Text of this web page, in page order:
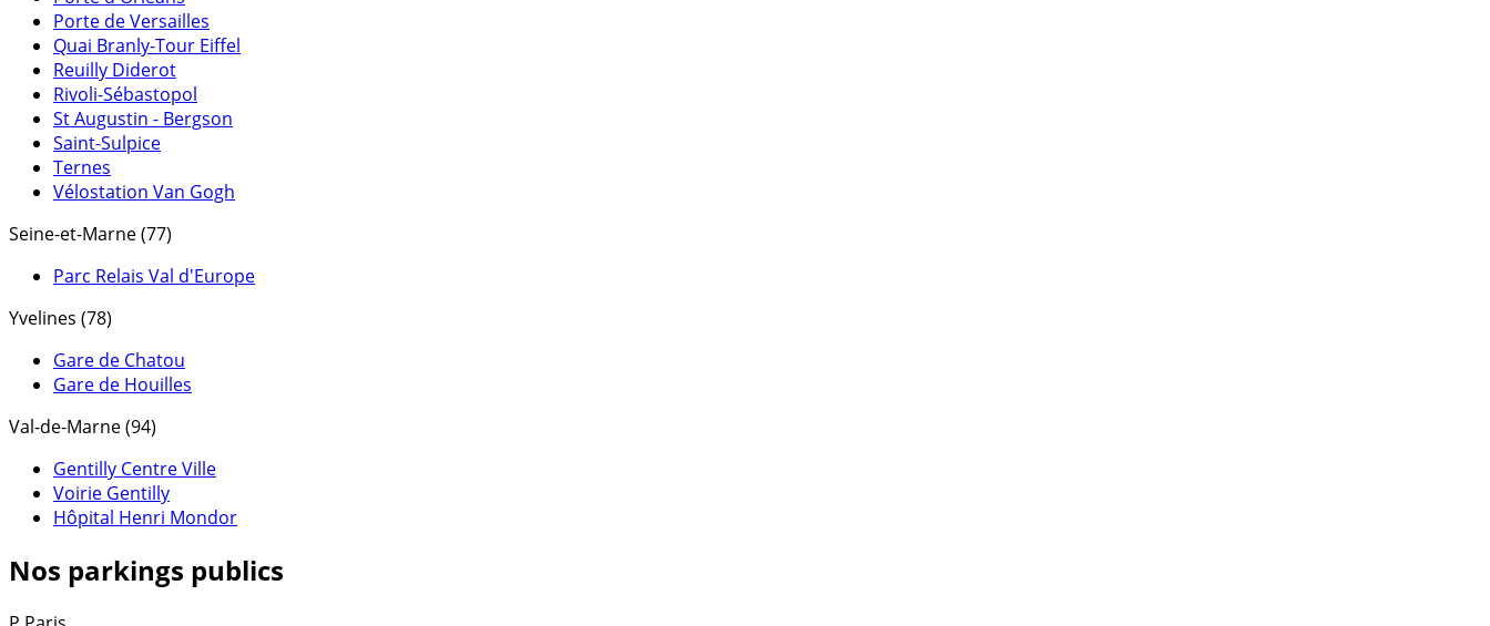
Porte de Versailles
Quai Branly-Tour Eiffel
Reuilly Diderot
Rivoli-Sébastopol
St Augustin - Bergson
Saint-Sulpice
Ternes
Vélostation Van Gogh
Seine-et-Marne (77)
Parc Relais Val d'Europe
Yvelines (78)
Gare de Chatou
Gare de Houilles
Val-de-Marne (94)
Gentilly Centre Ville
Voirie Gentilly
Hôpital Henri Mondor
Nos parkings publics